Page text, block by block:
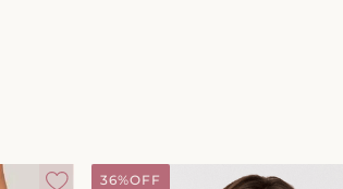
36%OFF